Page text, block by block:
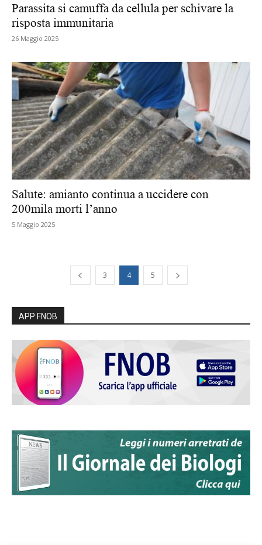
Parassita si camuffa da cellula per schivare la
risposta immunitaria
26 Maggio 2025
Salute: amianto continua a uccidere con
200mila morti l’anno
5 Maggio 2025
3 4 5
APP FNOB